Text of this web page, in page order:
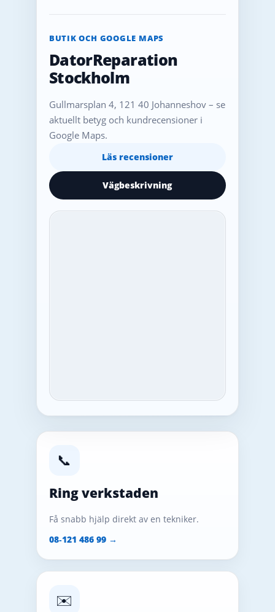
BUTIK OCH GOOGLE MAPS
DatorReparation
Stockholm
Gullmarsplan 4, 121 40 Johanneshov – se
aktuellt betyg och kundrecensioner i
Google Maps.
Läs recensioner
Vägbeskrivning
📞
Ring verkstaden
Få snabb hjälp direkt av en tekniker.
08‑121 486 99 →
✉️